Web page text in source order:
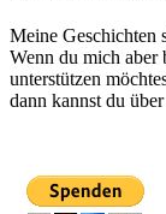
Meine Geschichten
Wenn du mich aber
unterstützen
dann kannst du